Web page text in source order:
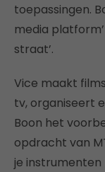
toepassingen.
media
straat’.
Vice maakt
tv, organiseert
Boon het
opdracht van
je instrumenten